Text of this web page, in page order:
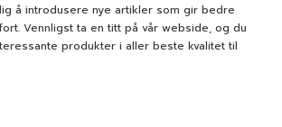
å introdusere nye artikler som gir bedre
Vennligst ta en titt på vår webside, og du
produkter i aller beste kvalitet til